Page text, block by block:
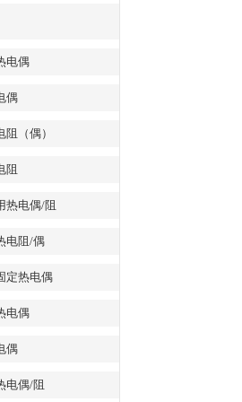
电偶
偶
阻（偶）
阻
热电偶/阻
电阻/偶
定热电偶
电偶
偶
电偶/阻